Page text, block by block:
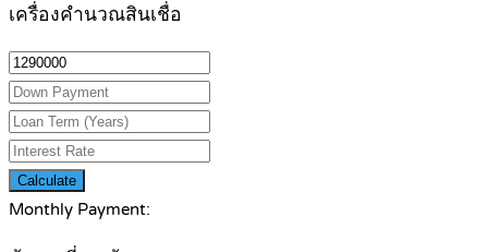
เครื่องคำนวณสินเชื่อ
Calculate
Monthly Payment: